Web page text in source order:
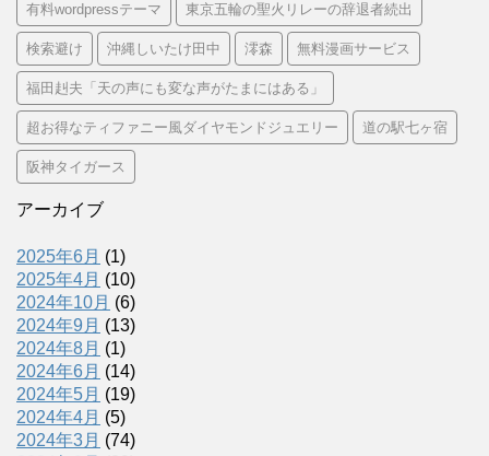
有料wordpressテーマ 東京五輪の聖火リレーの辞退者続出
検索避け 沖縄しいたけ田中 澪森 無料漫画サービス
福田赳夫「天の声にも変な声がたまにはある」
超お得なティファニー風ダイヤモンドジュエリー 道の駅七ヶ宿
阪神タイガース
アーカイブ
2025年6月 (1)
2025年4月 (10)
2024年10月 (6)
2024年9月 (13)
2024年8月 (1)
2024年6月 (14)
2024年5月 (19)
2024年4月 (5)
2024年3月 (74)